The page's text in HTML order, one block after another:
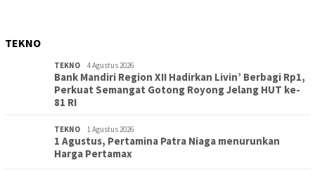
TEKNO
TEKNO 4 Agustus 2026
Bank Mandiri Region XII Hadirkan Livin’ Berbagi Rp1,
Perkuat Semangat Gotong Royong Jelang HUT ke-
81 RI
TEKNO 1 Agustus 2026
1 Agustus, Pertamina Patra Niaga menurunkan
Harga Pertamax